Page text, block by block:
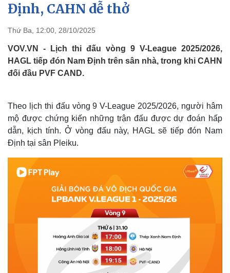
Quốc hội
Nhận diện sự thật
Giáo dục
Định, CAHN dễ thở
Thứ Ba, 12:00, 28/10/2025
VOV.VN - Lịch thi đấu vòng 9 V-League 2025/2026,
HAGL tiếp đón Nam Định trên sân nhà, trong khi CAHN
đối đầu PVF CAND.
Theo lịch thi đấu vòng 9 V-League 2025/2026, người hâm
mộ được chứng kiến những trận đấu được dự đoán hấp
dẫn, kịch tính. Ở vòng đấu này, HAGL sẽ tiếp đón Nam
Định tại sân Pleiku.